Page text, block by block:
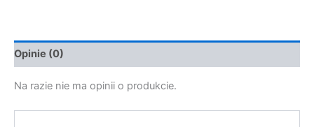
Opinie (0)
Na razie nie ma opinii o produkcie.